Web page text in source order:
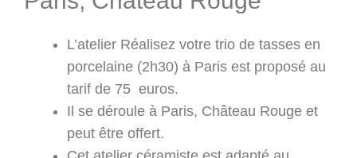
L’atelier Réalisez votre trio de tasses en
porcelaine (2h30) à Paris est proposé au
tarif de 75 euros.
Il se déroule à Paris, Château Rouge et
peut être offert.